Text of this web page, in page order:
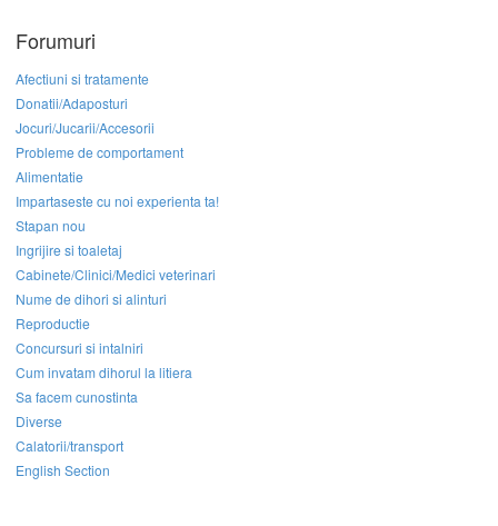
Forumuri
Afectiuni si tratamente
Donatii/Adaposturi
Jocuri/Jucarii/Accesorii
Probleme de comportament
Alimentatie
Impartaseste cu noi experienta ta!
Stapan nou
Ingrijire si toaletaj
Cabinete/Clinici/Medici veterinari
Nume de dihori si alinturi
Reproductie
Concursuri si intalniri
Cum invatam dihorul la litiera
Sa facem cunostinta
Diverse
Calatorii/transport
English Section